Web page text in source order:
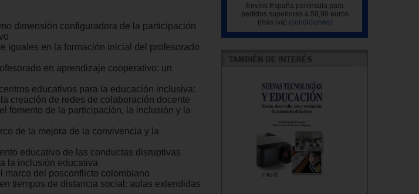
dimensión configuradora de la participación
iguales en la formación inicial del profesorado
en aprendizaje cooperativo: un
educativos para la educación inclusiva:
creación de redes de colaboración docente
fomento de la participación, la inclusión y la
de la mejora de la convivencia y la
educativo de las conductas disruptivas
la inclusión educativa
marco del posconflicto colombiano
tiempos de distancia social: aulas extendidas
Envíos España península para
pedidos superiores a 59,90 euros
(más iva) (condiciones)